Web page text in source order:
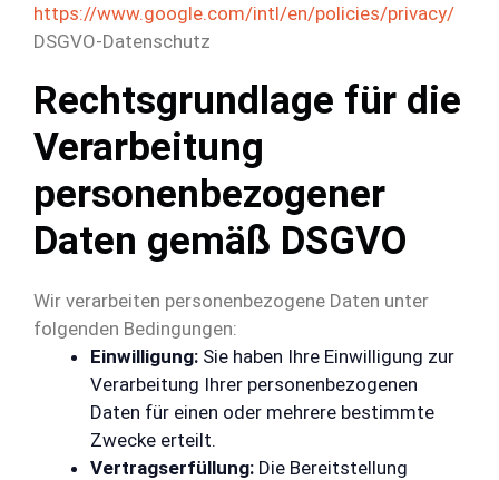
https://www.google.com/intl/en/policies/privacy/
DSGVO-Datenschutz
Rechtsgrundlage für die
Verarbeitung
personenbezogener
Daten gemäß DSGVO
Wir verarbeiten personenbezogene Daten unter
folgenden Bedingungen:
Einwilligung: Sie haben Ihre Einwilligung zur
Verarbeitung Ihrer personenbezogenen
Daten für einen oder mehrere bestimmte
Zwecke erteilt.
Vertragserfüllung: Die Bereitstellung